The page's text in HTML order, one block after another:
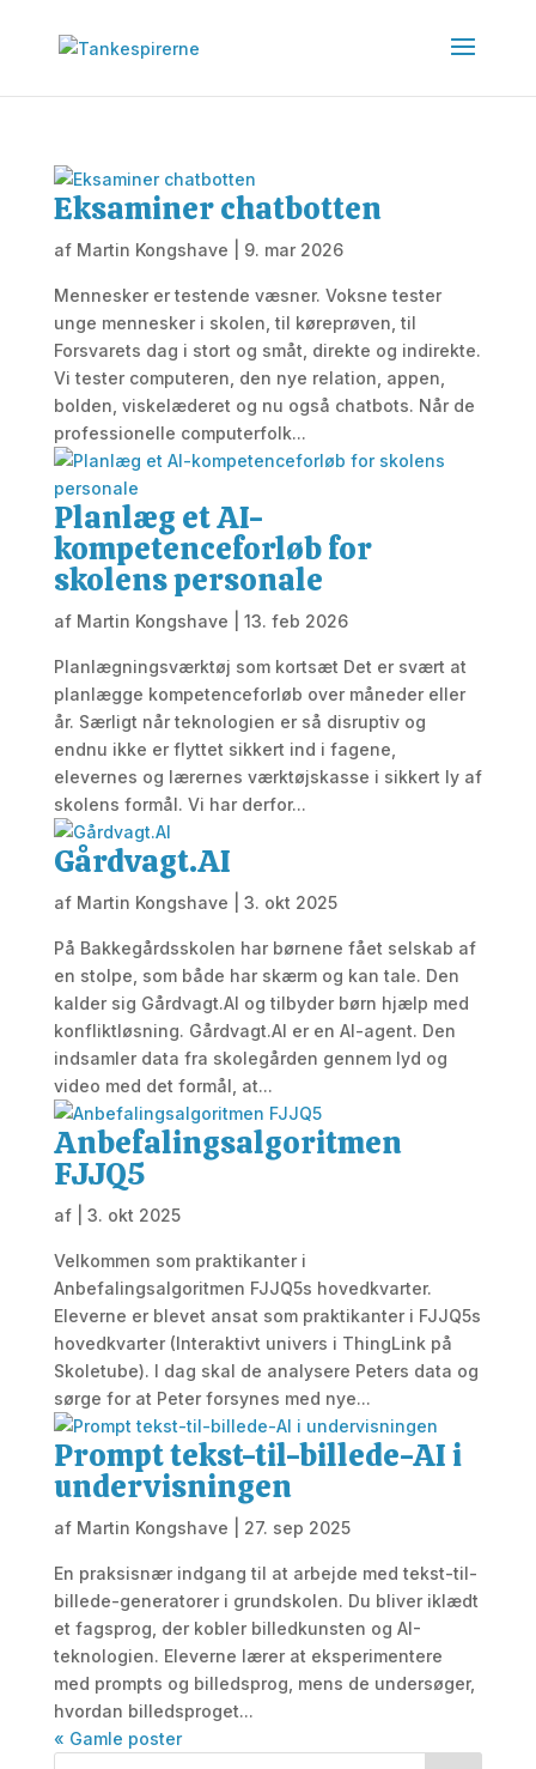
Eksaminer chatbotten
af Martin Kongshave 9. mar 2026
Mennesker er testende væsner. Voksne tester
unge mennesker i skolen, til køreprøven, til
Forsvarets dag i stort og småt, direkte og indirekte.
Vi tester computeren, den nye relation, appen,
bolden, viskelæderet og nu også chatbots. Når de
professionelle computerfolk...
Planlæg et AI-
kompetenceforløb for
skolens personale
af Martin Kongshave 13. feb 2026
Planlægningsværktøj som kortsæt Det er svært at
planlægge kompetenceforløb over måneder eller
år. Særligt når teknologien er så disruptiv og
endnu ikke er flyttet sikkert ind i fagene,
elevernes og lærernes værktøjskasse i sikkert ly af
skolens formål. Vi har derfor...
Gårdvagt.AI
af Martin Kongshave 3. okt 2025
På Bakkegårdsskolen har børnene fået selskab af
en stolpe, som både har skærm og kan tale. Den
kalder sig Gårdvagt.AI og tilbyder børn hjælp med
konfliktløsning. Gårdvagt.AI er en AI-agent. Den
indsamler data fra skolegården gennem lyd og
video med det formål, at...
Anbefalingsalgoritmen
FJJQ5
af 3. okt 2025
Velkommen som praktikanter i
Anbefalingsalgoritmen FJJQ5s hovedkvarter.
Eleverne er blevet ansat som praktikanter i FJJQ5s
hovedkvarter (Interaktivt univers i ThingLink på
Skoletube). I dag skal de analysere Peters data og
sørge for at Peter forsynes med nye...
Prompt tekst-til-billede-AI i
undervisningen
af Martin Kongshave 27. sep 2025
En praksisnær indgang til at arbejde med tekst-til-
billede-generatorer i grundskolen. Du bliver iklædt
et fagsprog, der kobler billedkunsten og AI-
teknologien. Eleverne lærer at eksperimentere
med prompts og billedsprog, mens de undersøger,
hvordan billedsproget...
« Gamle poster